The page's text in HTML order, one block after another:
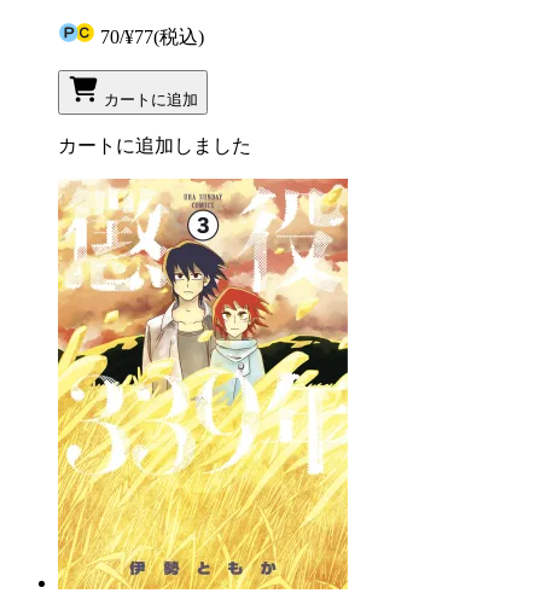
70/¥77(税込)
カートに追加
カートに追加しました